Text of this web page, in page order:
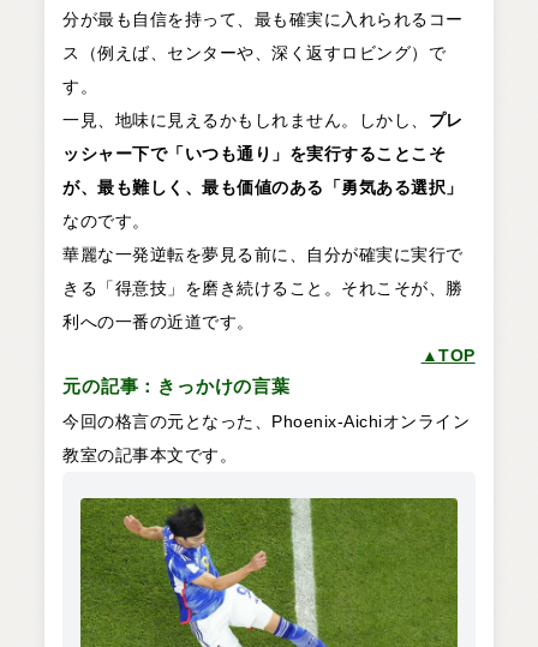
分が最も自信を持って、最も確実に入れられるコー
ス（例えば、センターや、深く返すロビング）で
す。
一見、地味に見えるかもしれません。しかし、 プレ
ッシャー下で「いつも通り」を実行することこそ
が、最も難しく、最も価値のある「勇気ある選択」
なのです。
華麗な一発逆転を夢見る前に、自分が確実に実行で
きる「得意技」を磨き続けること。それこそが、勝
利への一番の近道です。
▲TOP
元の記事：きっかけの言葉
今回の格言の元となった、Phoenix-Aichiオンライン
教室の記事本文です。